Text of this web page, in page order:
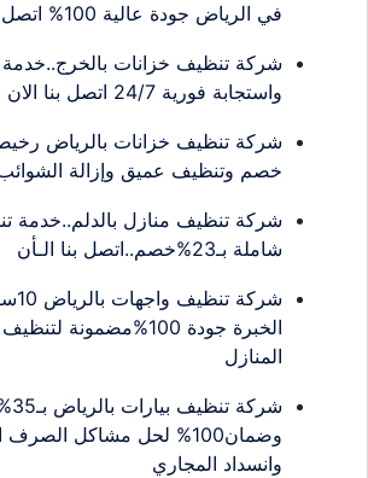
في الرياض جودة عالية 100% اتصل ينا
شركة تنظيف خزانات
واستجابة فورية 24/7 اتصل بنا الان
خصم وتنظيف عميق وإزالة الشوائب
شركة تنظيف منازل بالدلم..خدمة
شاملة بـ23%خصم..اتصل بنا الـأن
شركة
الخبرة جودة 100%مضمونة
المنازل
شركة تنظيف
وضمان100% لحل مشاكل
وانسداد المجاري